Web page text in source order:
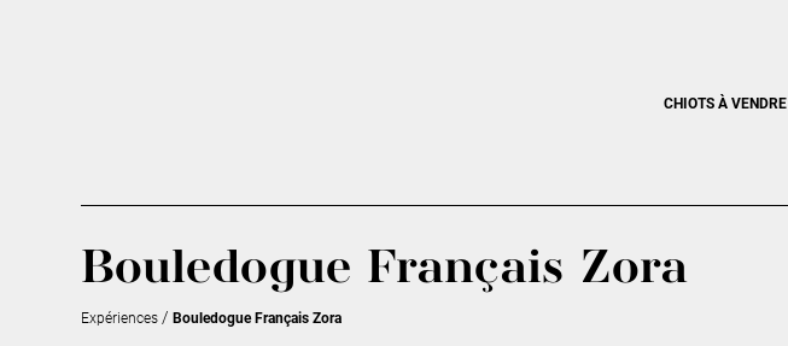
CHIOTS À VENDRE
Bouledogue Français Zora
Expériences/Bouledogue Français Zora